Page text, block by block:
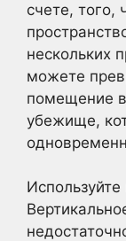
счете, того,
нескольких
можете
помещение
убежище,